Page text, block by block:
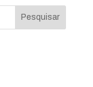
Pesquisar